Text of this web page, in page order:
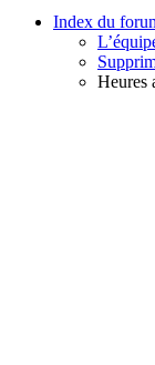
Index du
Heures